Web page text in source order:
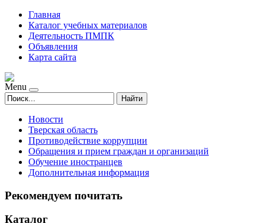
Главная
Каталог учебных материалов
Деятельность ПМПК
Объявления
Карта сайта
Menu
Найти
Новости
Тверская область
Противодействие коррупции
Обращения и прием граждан и организаций
Обучение иностранцев
Дополнительная информация
Рекомендуем почитать
Каталог